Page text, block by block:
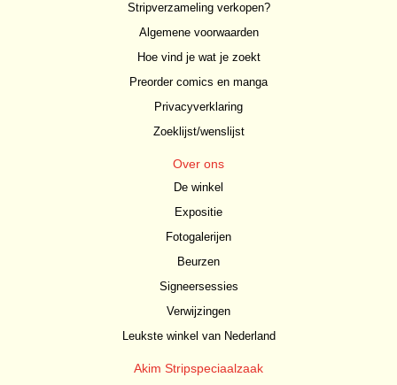
Stripverzameling verkopen?
Algemene voorwaarden
Hoe vind je wat je zoekt
Preorder comics en manga
Privacyverklaring
Zoeklijst/wenslijst
Over ons
De winkel
Expositie
Fotogalerijen
Beurzen
Signeersessies
Verwijzingen
Leukste winkel van Nederland
Akim Stripspeciaalzaak